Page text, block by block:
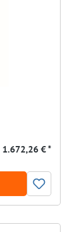
1.672,26 € *